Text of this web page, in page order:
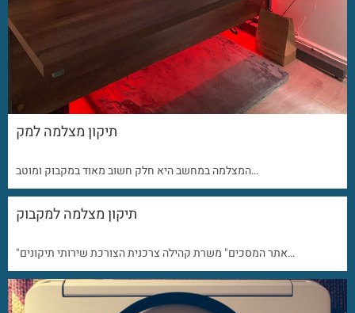
תיקון מצלמה למק
המצלמה במחשב היא חלק חשוב מאוד במקבוק ומוטב…
תיקון מצלמה למקבוק
"אתר המסכים" משרת קהילה צרכנית הצורכת שירותי תיקונים…